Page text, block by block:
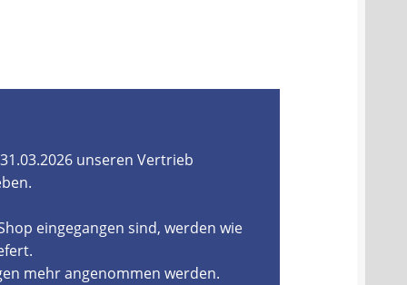
unseren Vertrieb
eingegangen sind, werden wie
mehr angenommen werden.